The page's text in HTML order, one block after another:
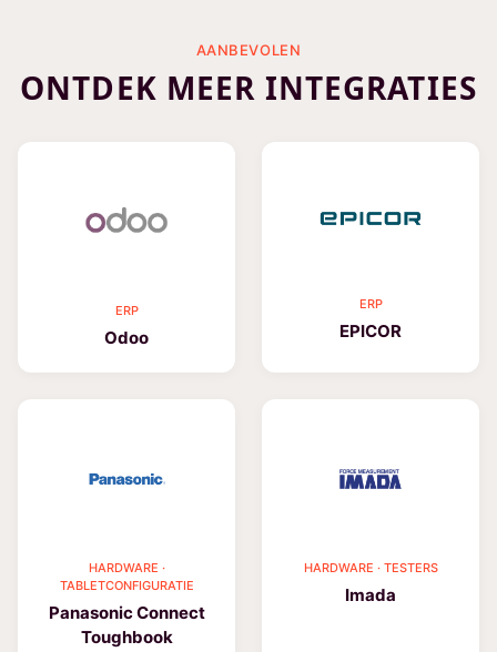
AANBEVOLEN
ONTDEK MEER INTEGRATIES
ERP
Odoo
ERP
EPICOR
HARDWARE ·
TABLETCONFIGURATIE
Panasonic Connect
Toughbook
HARDWARE · TESTERS
Imada